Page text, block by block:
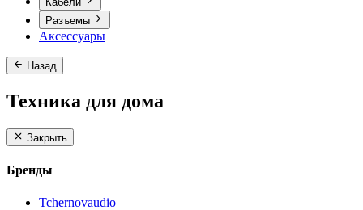
Разъемы
Аксессуары
Назад
Техника для дома
Закрыть
Бренды
Tchernovaudio